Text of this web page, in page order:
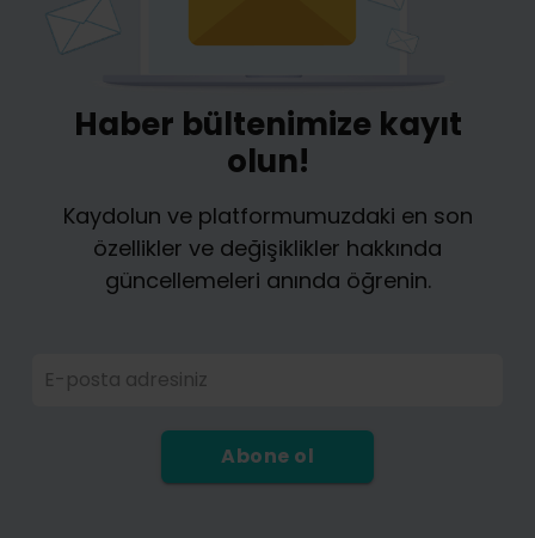
Haber bültenimize kayıt
olun!
Kaydolun ve platformumuzdaki en son
özellikler ve değişiklikler hakkında
güncellemeleri anında öğrenin.
E-posta adresiniz
Abone ol